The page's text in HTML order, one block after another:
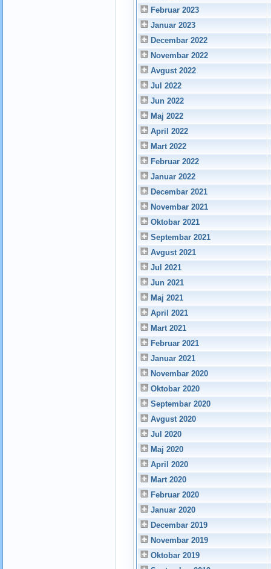
Februar 2023
Januar 2023
Decembar 2022
Novembar 2022
Avgust 2022
Jul 2022
Jun 2022
Maj 2022
April 2022
Mart 2022
Februar 2022
Januar 2022
Decembar 2021
Novembar 2021
Oktobar 2021
Septembar 2021
Avgust 2021
Jul 2021
Jun 2021
Maj 2021
April 2021
Mart 2021
Februar 2021
Januar 2021
Novembar 2020
Oktobar 2020
Septembar 2020
Avgust 2020
Jul 2020
Maj 2020
April 2020
Mart 2020
Februar 2020
Januar 2020
Decembar 2019
Novembar 2019
Oktobar 2019